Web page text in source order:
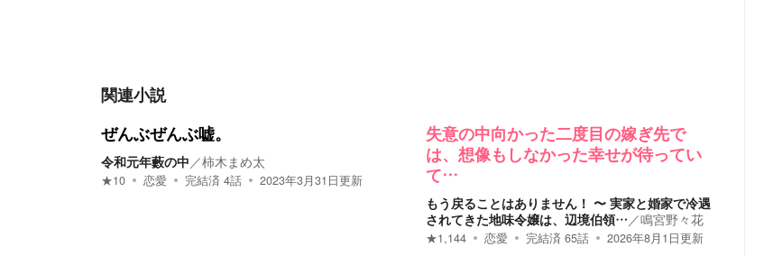
関連小説
ぜんぶぜんぶ嘘。
令和元年藪の中／柿木まめ太
★10 恋愛 完結済 4話 2023年3月31日更新
失意の中向かった二度目の嫁ぎ先で
は、想像もしなかった幸せが待ってい
て…
もう戻ることはありません！ 〜 実家と婚家で冷遇
されてきた地味令嬢は、辺境伯領…／鳴宮野々花
★1,144 恋愛 完結済 65話 2026年8月1日更新